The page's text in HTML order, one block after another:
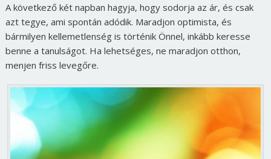
A következő két napban hagyja, hogy sodorja az ár, és csak
azt tegye, ami spontán adódik. Maradjon optimista, és
bármilyen kellemetlenség is történik Önnel, inkább keresse
benne a tanulságot. Ha lehetséges, ne maradjon otthon,
menjen friss levegőre.